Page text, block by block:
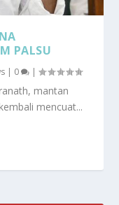
PALSU
| 0 |
mantan
mencuat...